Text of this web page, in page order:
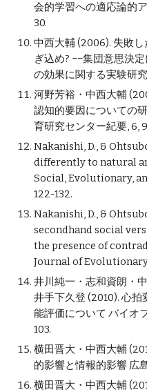
会的学習への適応論的
30.
中西大輔 (2006). 失敗
ぎ込め? −−集団意思決
の効果に関する実験研
河野芳裕・中西大輔
認知的要因についての
育研究センター紀要, 6,
Nakanishi, D., &
differently to natural
Social, Evolutionary,
122-132.
Nakanishi, D., &
secondhand social
the presence of
Journal of Evolutionary
井川純一・志和資朗・
井手下久登 (2010). 心
能評価について バイオ
103.
横田晋大・中西大輔
的影響と情報的影響 広
横田晋大・中西大輔